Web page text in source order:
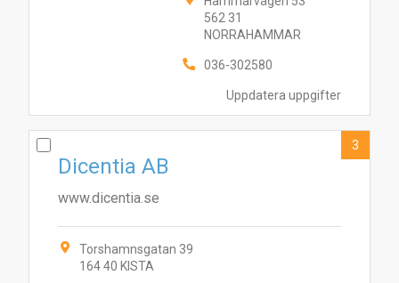
Uppdatera uppgifter
562 31
NORRAHAMMAR
036-302580
Dicentia AB
www.dicentia.se
Torshamnsgatan 39
164 40 KISTA
3